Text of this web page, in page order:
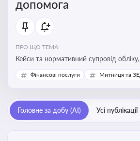
допомога
ПРО ЩО ТЕМА:
Кейси та нормативний супровід
оформлення, контролю та утилізації
благодійної допомоги
Фінансові послуги Митниця та
Головне за добу (AI) Усі публікації